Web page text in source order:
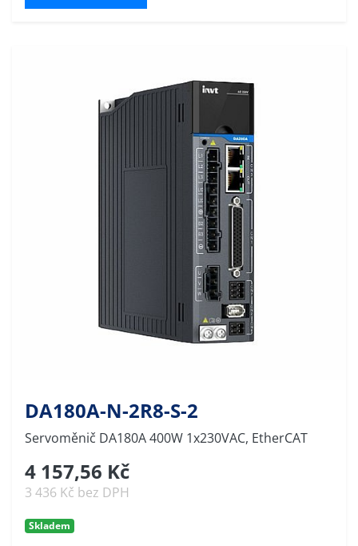
DA180A-N-2R8-S-2
Servoměnič DA180A 400W 1x230VAC, EtherCAT
4 157,56 Kč
3 436 Kč bez DPH
Skladem